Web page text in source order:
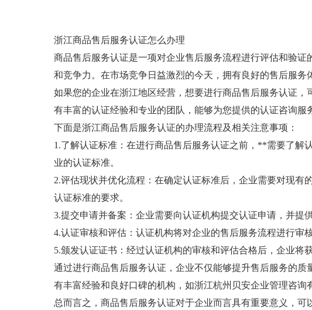
浙江商品售后服务认证怎么办理
商品售后服务认证是一项对企业售后服务流程进行评估和验
和竞争力。在市场竞争日益激烈的今天，拥有良好的售后服务
如果您的企业在浙江地区经营，想要进行商品售后服务认证
有丰富的认证经验和专业的团队，能够为您提供的认证咨询服
下面是浙江商品售后服务认证的办理流程及相关注意事项：
1.了解认证标准：在进行商品售后服务认证之前，**需要了解
业的认证标准。
2.评估现状并优化流程：在确定认证标准后，企业需要对现
认证标准的要求。
3.提交申请并备案：企业需要向认证机构提交认证申请，并提
4.认证审核和评估：认证机构将对企业的售后服务流程进行审
5.颁发认证证书：经过认证机构的审核和评估合格后，企业将
通过进行商品售后服务认证，企业不仅能够提升售后服务的
有丰富经验和良好口碑的机构，如浙江杭州贝安企业管理咨询
总而言之，商品售后服务认证对于企业而言具有重要意义，